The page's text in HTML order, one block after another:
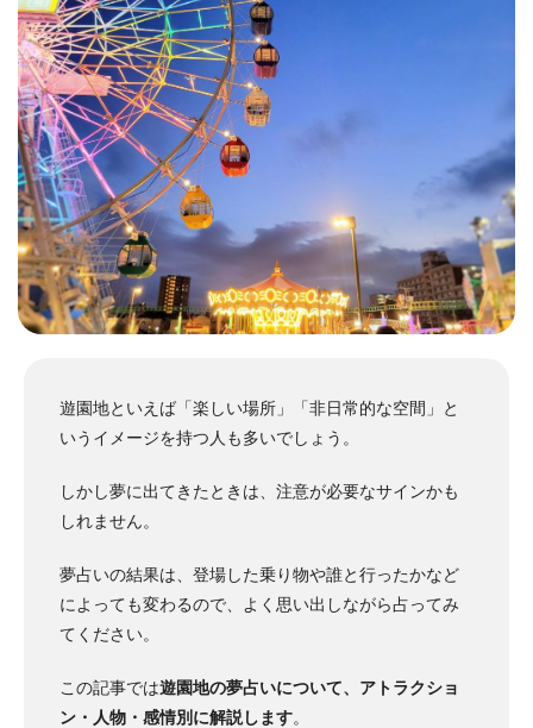
遊園地といえば「楽しい場所」「非日常的な空間」と
いうイメージを持つ人も多いでしょう。
しかし夢に出てきたときは、注意が必要なサインかも
しれません。
夢占いの結果は、登場した乗り物や誰と行ったかなど
によっても変わるので、よく思い出しながら占ってみ
てください。
この記事では遊園地の夢占いについて、アトラクショ
ン・人物・感情別に解説します。